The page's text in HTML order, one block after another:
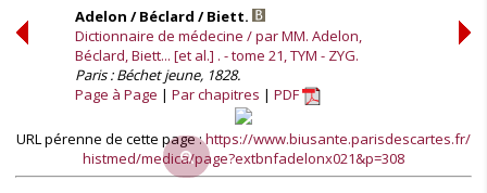
Adelon / Béclard / Biett.
Dictionnaire de médecine / par MM. Adelon,
Béclard, Biett... [et al.] . - tome 21, TYM - ZYG.
Paris : Béchet jeune, 1828.
Page à Page
Par chapitres PDF
URL pérenne de cette page :https://www.biusante.parisdescartes.fr/
histmed/medica/page?extbnfadelonx021&p=308